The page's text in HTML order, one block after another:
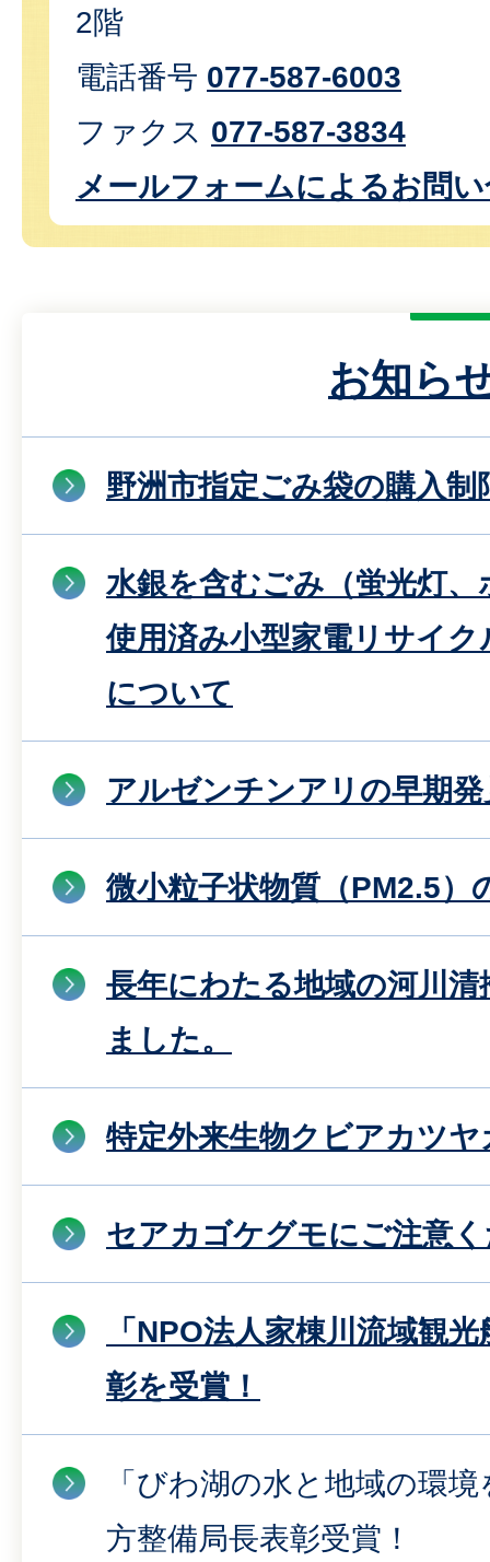
2階
電話番号 077-587-6003
ファクス 077-587-3834
メールフォームによるお問
お知ら
野洲市指定ごみ袋の購入
水銀を含むごみ（蛍光灯
使用済み小型家電リサイ
について
アルゼンチンアリの早期
微小粒子状物質（PM2.5）
長年にわたる地域の河川
ました。
特定外来生物クビアカツ
セアカゴケグモにご注意
「NPO法人家棟川流域観
彰を受賞！
「びわ湖の水と地域の環
方整備局長表彰受賞！